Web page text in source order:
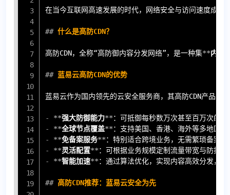
在当今互联网高速发展的时代，网络安全与访问速度成为
## 什么是高防CDN？
高防CDN，全称“高防御内容分发网络”，是一种集**内容
## 蓝易云高防CDN的优势
蓝易云作为国内领先的云安全服务商，其高防CDN产品具
- **强大防御能力**
-
**全球节点覆盖**
-
**免备案服务**
-
**灵活配置**
-
**智能加速**：通过算法优化，实现内容高效分发，
## 高防CDN推荐：蓝易云安全为先